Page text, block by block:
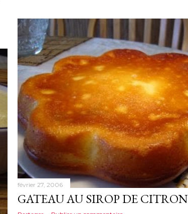
février 27, 2006
GATEAU AU SIROP DE CITRON